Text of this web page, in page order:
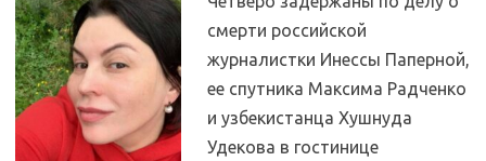
смерти российской
журналистки Инессы Паперной,
ее спутника Максима Радченко
и узбекистанца Хушнуда
Удекова в гостинице